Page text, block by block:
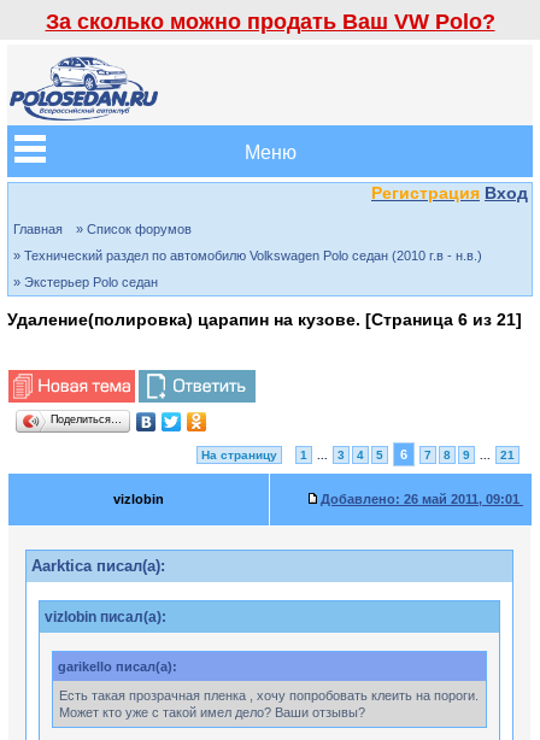
За сколько можно продать Ваш VW Polo?
Меню
Регистрация Вход
Главная
» Список форумов
» Технический раздел по автомобилю Volkswagen Polo седан (2010 г.в - н.в.)
» Экстерьер Polo седан
Удаление(полировка) царапин на кузове. [Страница 6 из 21]
Поделиться…
На страницу 1 3 4 5 6 7 8 9 21
vizlobin Добавлено: 26 май 2011, 09:01
Aarktica писал(а):
vizlobin писал(а):
garikello писал(а):
Есть такая прозрачная пленка , хочу попробовать клеить на пороги.
Может кто уже с такой имел дело? Ваши отзывы?